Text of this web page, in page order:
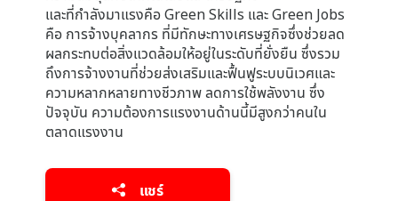
และที่กำลังมาแรงคือ Green Skills และ Green Jobs
คือ การจ้างบุคลากร ที่มีทักษะทางเศรษฐกิจซึ่งช่วยลด
ผลกระทบต่อสิ่งแวดล้อมให้อยู่ในระดับที่ยั่งยืน ซึ่งรวม
ถึงการจ้างงานที่ช่วยส่งเสริมและฟื้นฟูระบบนิเวศและ
ความหลากหลายทางชีวภาพ ลดการใช้พลังงาน ซึ่ง
ปัจจุบัน ความต้องการแรงงานด้านนี้มีสูงกว่าคนใน
ตลาดแรงงาน
แชร์